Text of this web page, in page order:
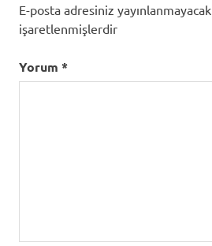
E-posta adresiniz yayınlanmayacak.
işaretlenmişlerdir
Yorum *